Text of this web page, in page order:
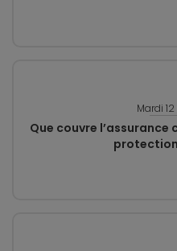
Mardi
Que couvre